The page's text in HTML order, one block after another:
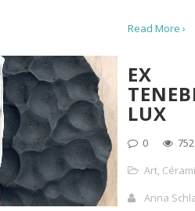
Read More ›
EX
LUX
0
Art,
Anna